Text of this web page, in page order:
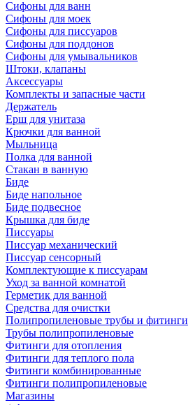
Сифоны для ванн
Сифоны для моек
Сифоны для писсуаров
Сифоны для поддонов
Сифоны для умывальников
Штоки, клапаны
Аксессуары
Комплекты и запасные части
Держатель
Ерш для унитаза
Крючки для ванной
Мыльница
Полка для ванной
Стакан в ванную
Биде
Биде напольное
Биде подвесное
Крышка для биде
Писсуары
Писсуар механический
Писсуар сенсорный
Комплектующие к писсуарам
Уход за ванной комнатой
Герметик для ванной
Средства для очистки
Полипропиленовые трубы и фитинги
Трубы полипропиленовые
Фитинги для отопления
Фитинги для теплого пола
Фитинги комбинированные
Фитинги полипропиленовые
Магазины